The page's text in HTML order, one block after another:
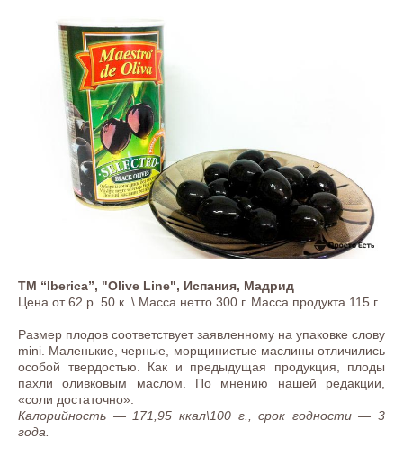
ТМ “Iberica”, "Olive Line", Испания, Мадрид
Цена от 62 р. 50 к. \ Масса нетто 300 г. Масса продукта 115 г.
Размер плодов соответствует заявленному на упаковке слову
mini. Маленькие, черные, морщинистые маслины отличились
особой твердостью. Как и предыдущая продукция, плоды
пахли оливковым маслом. По мнению нашей редакции,
«соли достаточно».
Калорийность — 171,95 ккал\100 г., срок годности — 3
года.